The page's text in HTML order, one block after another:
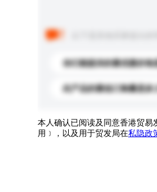
你们能提供的最优惠价格
此产品的最低订购量是多
本人确认已阅读及同意香港贸易
用﹞，以及用于贸发局在私隐政